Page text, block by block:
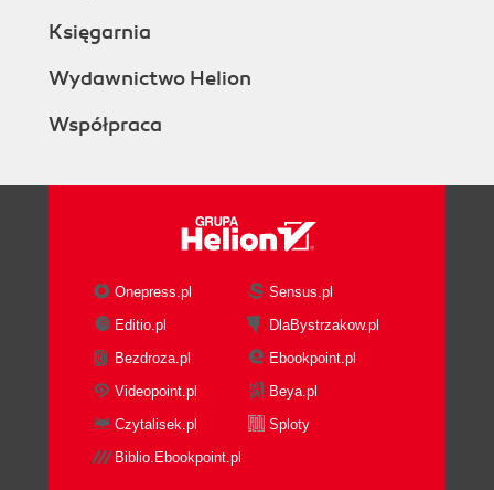
Księgarnia
Wydawnictwo Helion
Współpraca
Onepress.pl
Sensus.pl
Editio.pl
DlaBystrzakow.pl
Bezdroza.pl
Ebookpoint.pl
Videopoint.pl
Beya.pl
Czytalisek.pl
Sploty
Biblio.Ebookpoint.pl